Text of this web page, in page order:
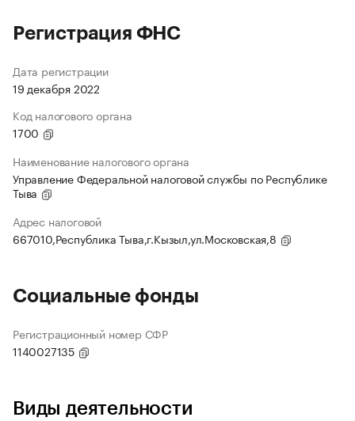
Регистрация ФНС
Дата регистрации
19 декабря 2022
Код налогового органа
1700
Наименование налогового органа
Управление Федеральной налоговой службы по Республике
Тыва
Адрес налоговой
667010,Республика Тыва,г.Кызыл,ул.Московская,8
Социальные фонды
Регистрационный номер СФР
1140027135
Виды деятельности